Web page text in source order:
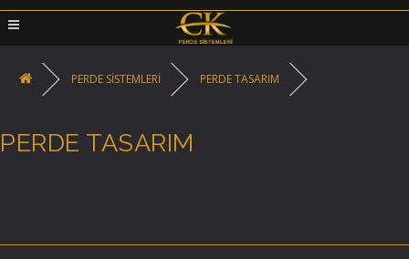
PERDE SİSTEMLERİ PERDE TASARIM
PERDE TASARIM